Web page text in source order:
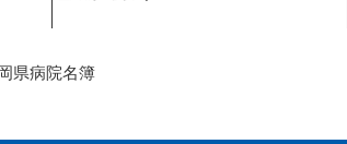
県病院名簿